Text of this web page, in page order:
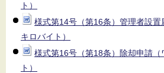
ト）
様式第14号（第16条）管理者設置
キロバイト）
様式第16号（第18条）除却申請（
ト）